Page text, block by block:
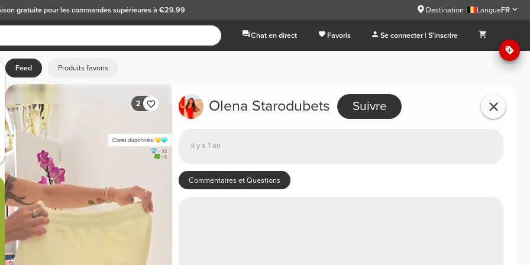
gratuitepour les commandes supérieures à €29.99 Destination : LangueFR
Chat en direct Favoris Se connecter | S'inscrire
Feed Produits favoris
2
il y a 1 an
Commentaires et Questions
Olena Starodubets Suivre